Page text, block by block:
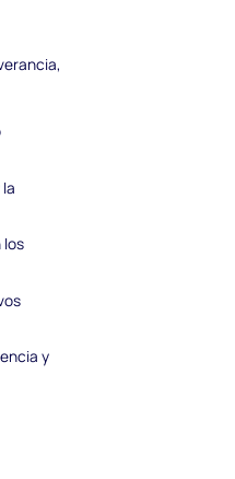
los
y